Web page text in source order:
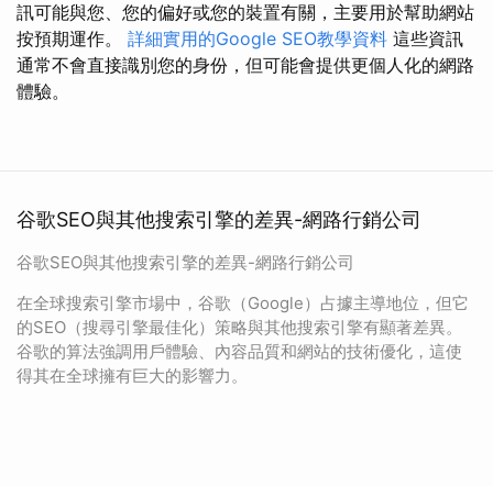
訊可能與您、您的偏好或您的裝置有關，主要用於幫助網站
按預期運作。 詳細實用的Google SEO教學資料 這些資訊
通常不會直接識別您的身份，但可能會提供更個人化的網路
體驗。
谷歌SEO與其他搜索引擎的差異-網路行銷公司
谷歌SEO與其他搜索引擎的差異-網路行銷公司
在全球搜索引擎市場中，谷歌（Google）占據主導地位，但它
的SEO（搜尋引擎最佳化）策略與其他搜索引擎有顯著差異。
谷歌的算法強調用戶體驗、內容品質和網站的技術優化，這使
得其在全球擁有巨大的影響力。